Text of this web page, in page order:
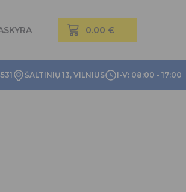
ŠALTINIŲ 13, VILNIUS I-V: 08:00 - 17:00